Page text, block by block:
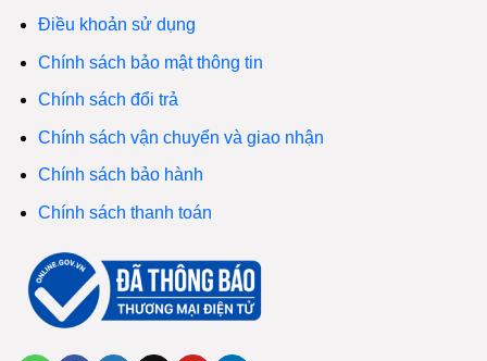
Điều khoản sử dụng
Chính sách bảo mật thông tin
Chính sách đổi trả
Chính sách vận chuyển và giao nhận
Chính sách bảo hành
Chính sách thanh toán